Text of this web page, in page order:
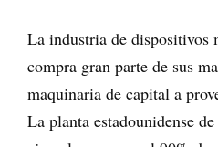
La industria de dispositivos
compra gran parte de sus
maquinaria de capital a
La planta estadounidense